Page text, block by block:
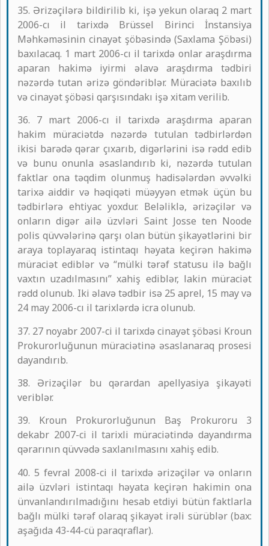
35. Ərizəçilərə bildirilib ki, işə yekun olaraq 2 mart
2006-cı il tarixdə Brüssel Birinci İnstansiya
Məhkəməsinin cinayət şöbəsində (Saxlama Şöbəsi)
baxılacaq. 1 mart 2006-cı il tarixdə onlar araşdırma
aparan hakimə iyirmi əlavə araşdırma tədbiri
nəzərdə tutan ərizə göndəriblər. Müraciətə baxılıb
və cinayət şöbəsi qarşısındakı işə xitam verilib.
36. 7 mart 2006-cı il tarixdə araşdırma aparan
hakim müraciətdə nəzərdə tutulan tədbirlərdən
ikisi barədə qərar çıxarıb, digərlərini isə rədd edib
və bunu onunla əsaslandırıb ki, nəzərdə tutulan
faktlar ona təqdim olunmuş hadisələrdən əvvəlki
tarixə aiddir və həqiqəti müəyyən etmək üçün bu
tədbirlərə ehtiyac yoxdur. Beləliklə, ərizəçilər və
onların digər ailə üzvləri Saint Josse ten Noode
polis qüvvələrinə qarşı olan bütün şikayətlərini bir
araya toplayaraq istintaqı həyata keçirən hakimə
müraciət ediblər və “mülki tərəf statusu ilə bağlı
vaxtın uzadılmasını” xahiş ediblər, lakin müraciət
rədd olunub. Iki əlavə tədbir isə 25 aprel, 15 may və
24 may 2006-cı il tarixlərdə icra olunub.
37. 27 noyabr 2007-ci il tarixdə cinayət şöbəsi Kroun
Prokurorluğunun müraciətinə əsaslanaraq prosesi
dayandırıb.
38. Ərizəçilər bu qərardan apellyasiya şikayəti
veriblər.
39. Kroun Prokurorluğunun Baş Prokuroru 3
dekabr 2007-ci il tarixli müraciətində dayandırma
qərarının qüvvədə saxlanılmasını xahiş edib.
40. 5 fevral 2008-ci il tarixdə ərizəçilər və onların
ailə üzvləri istintaqı həyata keçirən hakimin ona
ünvanlandırılmadığını hesab etdiyi bütün faktlarla
bağlı mülki tərəf olaraq şikayət irəli sürüblər (bax:
aşağıda 43-44-cü paraqraflar).